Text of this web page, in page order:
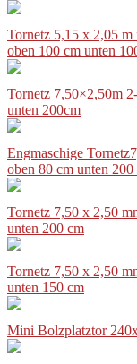
Tornetz 5,15 x 2,05
oben 100 cm unten
Tornetz 7,50×2,50m
unten 200cm
Engmaschige
oben 80 cm unten 200
Tornetz 7,50 x 2,50
unten 200 cm
Tornetz 7,50 x 2,50
unten 150 cm
Mini Bolzplatztor